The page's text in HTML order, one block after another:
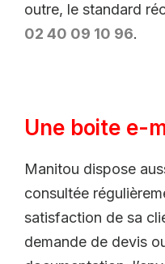
outre, le standard
02 40 09 10 96.
Une boite e-
Manitou dispose
consultée
satisfaction de sa
demande de devis